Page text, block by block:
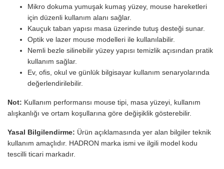
Mikro dokuma yumuşak kumaş yüzey, mouse hareketleri
için düzenli kullanım alanı sağlar.
Kauçuk taban yapısı masa üzerinde tutuş desteği sunar.
Optik ve lazer mouse modelleri ile kullanılabilir.
Nemli bezle silinebilir yüzey yapısı temizlik açısından pratik
kullanım sağlar.
Ev, ofis, okul ve günlük bilgisayar kullanım senaryolarında
değerlendirilebilir.
Not: Kullanım performansı mouse tipi, masa yüzeyi, kullanım
alışkanlığı ve ortam koşullarına göre değişiklik gösterebilir.
Yasal Bilgilendirme: Ürün açıklamasında yer alan bilgiler teknik
kullanım amaçlıdır. HADRON marka ismi ve ilgili model kodu
tescilli ticari markadır.